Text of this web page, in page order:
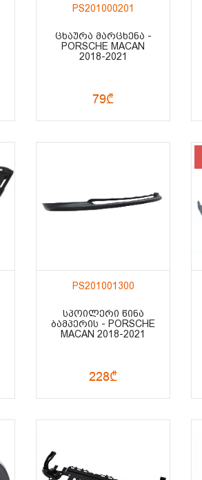
PS201000201
ᲪᲮᲐᲣᲠᲐ ᲛᲐᲠᲪᲮᲔᲜᲐ -
PORSCHE MACAN
2018-2021
79₾
PS201001300
ᲡᲞᲝᲘᲚᲔᲠᲘ ᲬᲘᲜᲐ
ᲑᲐᲛᲞᲔᲠᲘᲡ - PORSCHE
MACAN 2018-2021
228₾